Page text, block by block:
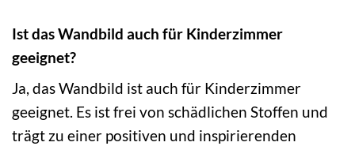
Ist das Wandbild auch für Kinderzimmer
geeignet?
Ja, das Wandbild ist auch für Kinderzimmer
geeignet. Es ist frei von schädlichen Stoffen und
trägt zu einer positiven und inspirierenden